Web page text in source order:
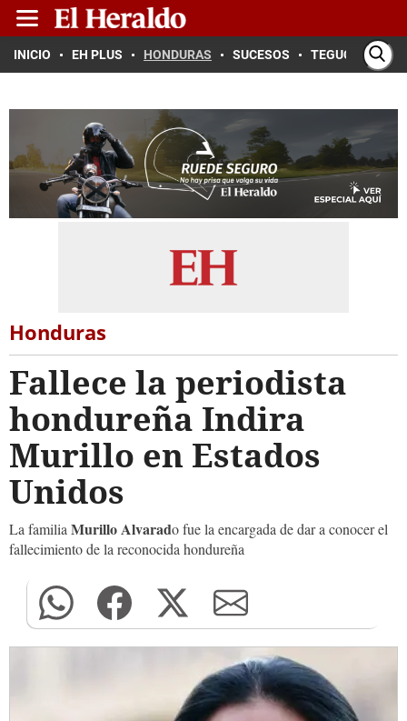
INICIO EH PLUS HONDURAS SUCESOS TEGUCIGALPA
Honduras
Fallece la periodista
hondureña Indira
Murillo en Estados
Unidos
La familia Murillo Alvarado fue la encargada de dar a conocer el
fallecimiento de la reconocida hondureña